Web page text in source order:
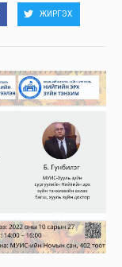
ЖИРГЭХ